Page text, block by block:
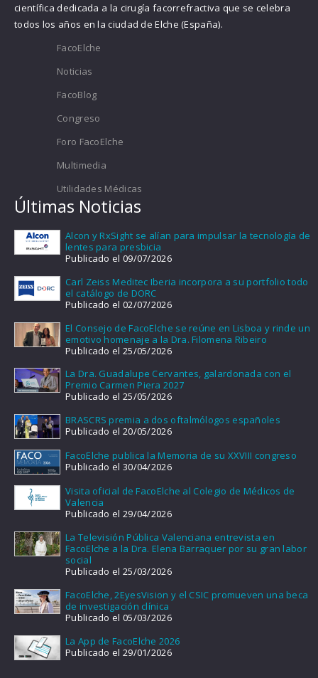
científica dedicada a la cirugía facorrefractiva que se celebra
todos los años en la ciudad de Elche (España).
FacoElche
Noticias
FacoBlog
Congreso
Foro FacoElche
Multimedia
Utilidades Médicas
Últimas Noticias
Alcon y RxSight se alían para impulsar la tecnología de
lentes para presbicia
Publicado el 09/07/2026
Carl Zeiss Meditec Iberia incorpora a su portfolio todo
el catálogo de DORC
Publicado el 02/07/2026
El Consejo de FacoElche se reúne en Lisboa y rinde un
emotivo homenaje a la Dra. Filomena Ribeiro
Publicado el 25/05/2026
La Dra. Guadalupe Cervantes, galardonada con el
Premio Carmen Piera 2027
Publicado el 25/05/2026
BRASCRS premia a dos oftalmólogos españoles
Publicado el 20/05/2026
FacoElche publica la Memoria de su XXVIII congreso
Publicado el 30/04/2026
Visita oficial de FacoElche al Colegio de Médicos de
Valencia
Publicado el 29/04/2026
La Televisión Pública Valenciana entrevista en
FacoElche a la Dra. Elena Barraquer por su gran labor
social
Publicado el 25/03/2026
FacoElche, 2EyesVision y el CSIC promueven una beca
de investigación clínica
Publicado el 05/03/2026
La App de FacoElche 2026
Publicado el 29/01/2026